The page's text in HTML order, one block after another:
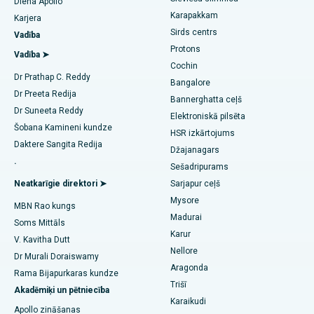
Atrast urologu
Atrast diabetologu
Atrast ginekologu
Atrast ģimenes ārstu
Atrast psihologu
Atrast vispārējo ķirurgu
Labākā slimnīca Karapakkamā, Čennai
Labākā slimnīca Arilovā, Vizagā
Labākā slimnīca Kanpur Road, Lucknow
Labākā slimnīca 26. sektorā, Noidā
Labākā slimnīca Gandhinagarā, Ahmedabadā
Labākā slimnīca Aragondā, Andra Pradešā
Labākā slimnīca Bannerghatta Road, Bengalūru
Labākā slimnīca 15. nodaļā, Bhuvanešvarā
Labākā slimnīca Seepat Road, Bilaspurā
Labākā slimnīca Elisbridžā, Ahmedabadā
Labākā slimnīca Ņūdeli
Transkatetera aortas vārstuļa nomaiņa
MitraClip vārstu remonts
Katetru ablācija
ACL rekonstrukcijas ķirurģija
Reversais plecu nomaiņa
Endometrija ablācija
Dzemdes artēriju embolizācija
Olnīcu cistektomija
Krūts vēža ķirurģija
Brachiterapija
Karjera
Vadība
Vadība ➤
Dr Prathap C. Reddy
Dr Preeta Redija
Dr Suneeta Reddy
Šobana Kamineni kundze
Daktere Sangita Redija
.
Neatkarīgie direktori ➤
MBN Rao kungs
Soms Mittāls
V. Kavitha Dutt
Dr Murali Doraiswamy
Rama Bijapurkaras kundze
Akadēmiķi un pētniecība
Apollo zināšanas
Karapakkam
Sirds centrs
Protons
Cochin
Bangalore
Bannerghatta ceļš
Elektroniskā pilsēta
HSR izkārtojums
Džajanagars
Sešadripurams
Sarjapur ceļš
Mysore
Madurai
Karur
Nellore
Aragonda
Trišī
Karaikudi